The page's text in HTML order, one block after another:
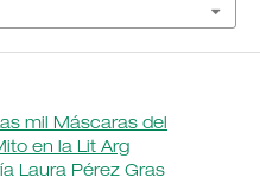
mil Máscaras del
en la Lit Arg
Laura Pérez Gras